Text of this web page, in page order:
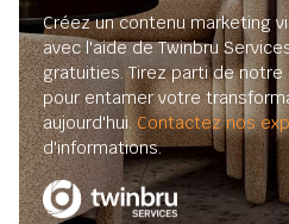
Créez un contenu marketing
avec l'aide de Twinbru
gratuities. Tirez parti de
pour entamer votre
aujourd'hui.Contactez nos
d'informations.